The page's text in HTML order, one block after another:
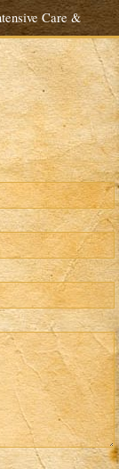
Care &